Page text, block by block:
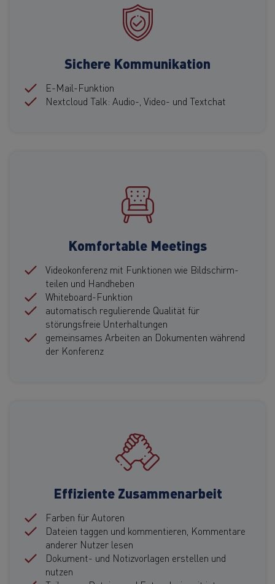
Sichere Kommunikation
E-Mail-Funktion
Nextcloud Talk: Audio-, Video- und Textchat
Komfortable Meetings
Videokonferenz mit Funktionen wie Bildschirm-
teilen und Handheben
Whiteboard-Funktion
automatisch regulierende Qualität für
störungsfreie Unterhaltungen
gemeinsames Arbeiten an Dokumenten während
der Konferenz
Effiziente Zusammenarbeit
Farben für Autoren
Dateien taggen und kommentieren, Kommentare
anderer Nutzer lesen
Dokument- und Notizvorlagen erstellen und
nutzen